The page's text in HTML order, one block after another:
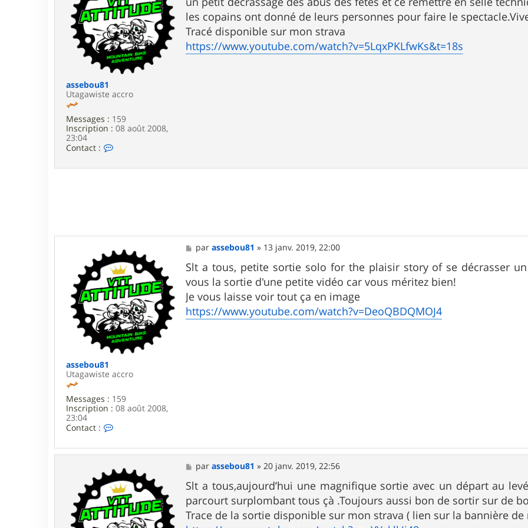
r
a
s
s
e
b
o
u
assebou81
Utagawiste accro
Messages : 159
Inscription : 08 août 2008,
23:04
Contact :
s
e
b
o
u
8
1
a
g
e
les copains ont donné de leurs personnes pour faire le
Tracé disponible sur mon strava
https://www.youtube.com/watch?v=5LqxPKLfwKs&t=18s
assebou81
Utagawiste accro
Messages : 159
Inscription : 08 août 2008,
23:04
Contact :
n
t
c
t
e
r
a
s
M
e
s
s
a
g
e
parassebou81 » 13 janv. 2019, 22:00
Slt a tous, petite sortie solo for the plaisir story of se décrasser
vous la sortie d'une petite vidéo car vous méritez bien!
Je vous laisse voir tout ça en image
https://www.youtube.com/watch?v=DeoQBDQMOJ4
M
e
s
s
a
g
e
parassebou81 »20 janv. 2019, 22:56
Slt a tous,aujourd’hui une magnifique sortie avec un départ au
parcourt surplombant tous çà .Toujours aussi bon de sortir sur de
Trace de la sortie disponible sur mon strava ( lien sur la bannière de